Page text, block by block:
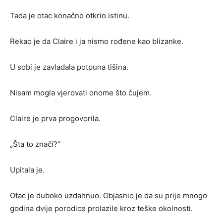
Tada je otac konačno otkrio istinu.
Rekao je da Claire i ja nismo rođene kao blizanke.
U sobi je zavladala potpuna tišina.
Nisam mogla vjerovati onome što čujem.
Claire je prva progovorila.
„Šta to znači?“
Upitala je.
Otac je duboko uzdahnuo. Objasnio je da su prije mnogo
godina dvije porodice prolazile kroz teške okolnosti.